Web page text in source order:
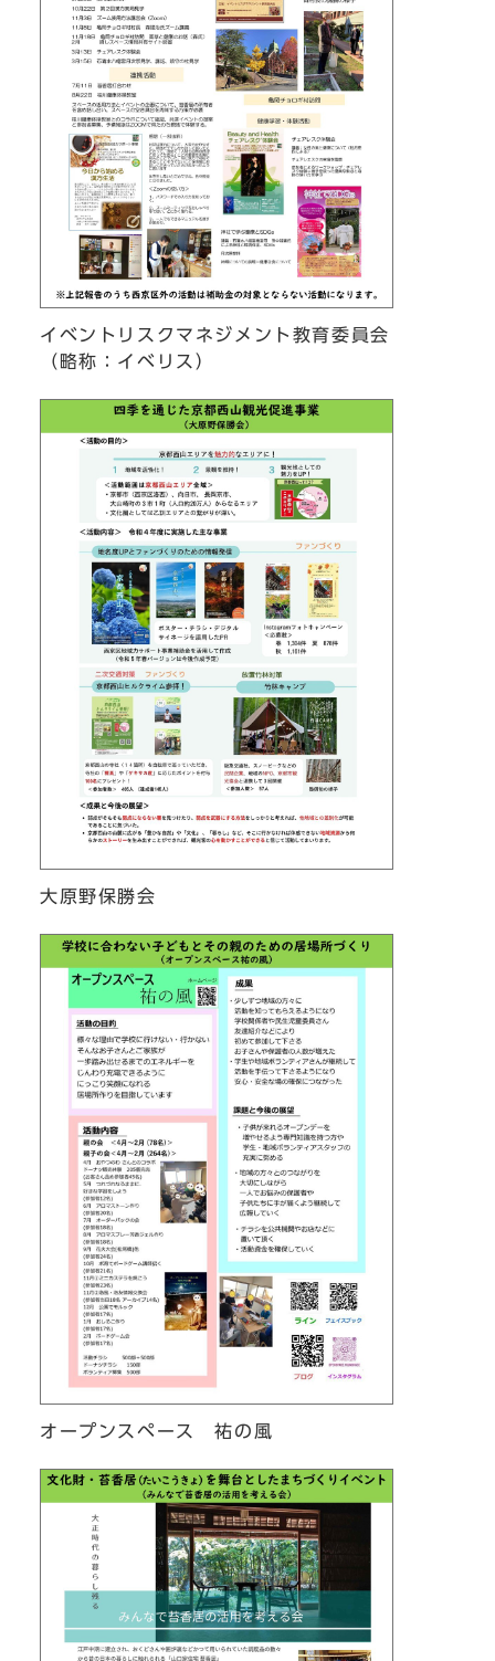
イベントリスクマネジメント教育委員会
（略称：イベリス）
大原野保勝会
オープンスペース 祐の風